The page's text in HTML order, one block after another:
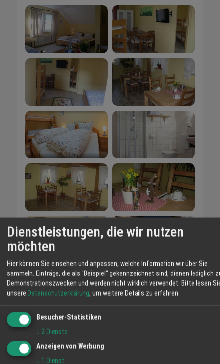
Dienstleistungen, die wir nutzen
möchten
Hier können Sie einsehen und anpassen, welche Information wir über Sie
sammeln. Einträge, die als "Beispiel" gekennzeichnet sind, dienen lediglich
Demonstrationszwecken und werden nicht wirklich verwendet. Bitte lesen
unsere Datenschutzerklärung, um weitere Details zu erfahren.
Besucher-Statistiken
↓ 2 Dienste
Anzeigen von Werbung
↓ 1 Dienst